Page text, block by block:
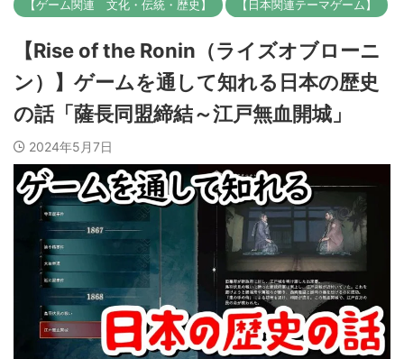
【ゲーム関連 文化・伝統・歴史】
【日本関連テーマゲーム】
【Rise of the Ronin（ライズオブローニ
ン）】ゲームを通して知れる日本の歴史
の話「薩長同盟締結～江戸無血開城」
2024年5月7日